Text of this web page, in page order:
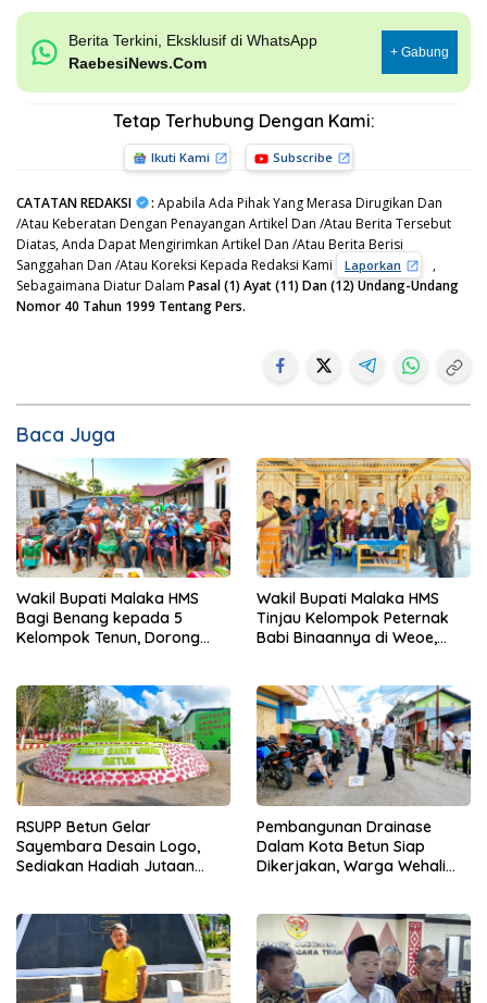
Berita Terkini, Eksklusif di WhatsApp
RaebesiNews.Com
+ Gabung
Tetap Terhubung Dengan Kami:
Ikuti Kami Subscribe
CATATAN REDAKSI : Apabila Ada Pihak Yang Merasa Dirugikan Dan
/Atau Keberatan Dengan Penayangan Artikel Dan /Atau Berita Tersebut
Diatas, Anda Dapat Mengirimkan Artikel Dan /Atau Berita Berisi
Sanggahan Dan /Atau Koreksi Kepada Redaksi Kami
Laporkan
,
Sebagaimana Diatur Dalam Pasal (1) Ayat (11) Dan (12) Undang-Undang
Nomor 40 Tahun 1999 Tentang Pers.
Baca Juga
Wakil Bupati Malaka HMS
Bagi Benang kepada 5
Kelompok Tenun, Dorong
Wakil Bupati Malaka HMS
Tinjau Kelompok Peternak
Babi Binaannya di Weoe,
RSUPP Betun Gelar
Sayembara Desain Logo,
Sediakan Hadiah Jutaan
Pembangunan Drainase
Dalam Kota Betun Siap
Dikerjakan, Warga Wehali